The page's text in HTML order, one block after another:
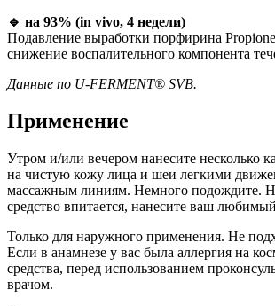
🔹 на 93% (in vivo, 4 недели)
Подавление выработки порфирина
снижение воспалительного компонента
Данные по U-FERMENT® SVB.
Применение
Утром и/или вечером нанесите несколько
на чистую кожу лица и шеи легкими
массажным линиям. Немного подождите.
средство впитается, нанесите ваш
Только для наружного применения. Не
Если в анамнезе у вас была аллергия на
средства, перед использованием
врачом.